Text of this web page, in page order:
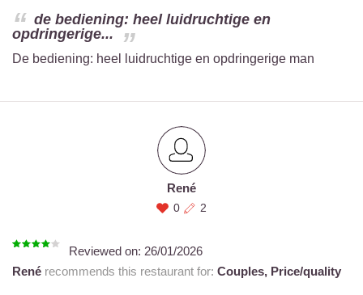
de bediening: heel luidruchtige en
opdringerige...
De bediening: heel luidruchtige en opdringerige man
René
0 2
Reviewed on: 26/01/2026
René recommends this restaurant for: Couples, Price/quality